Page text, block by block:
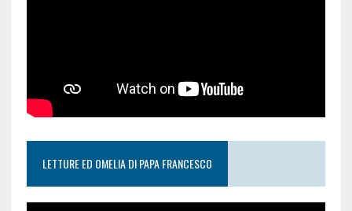
LETTURE ED OMELIA DI PAPA FRANCESCO